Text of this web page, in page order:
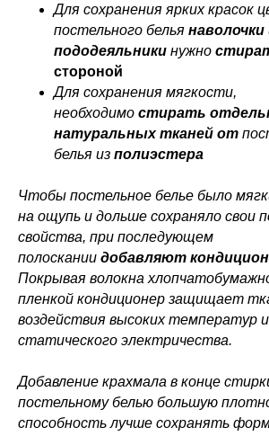
Для сохранения ярких красок
постельного белья наволочки
пододеяльники нужно
стороной
Для сохранения мягкости,
необходимо стирать
натуральных тканей от
белья из полиэстера
Чтобы постельное белье было
на ощупь и дольше сохраняло свои
свойства, при последующем
полоскании добавляют
Покрывая волокна
пленкой кондиционер защищает
воздействия высоких температур
статического электричества.
Добавление крахмала в конце
постельному белью большую
способность лучше сохранять